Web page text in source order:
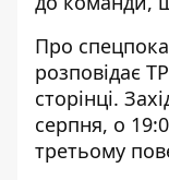
Про
розповідає
сторінці.
серпня, о
третьому